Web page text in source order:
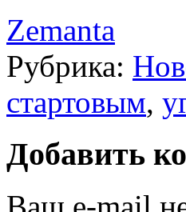
Zemanta
Рубрика:
стартовым,
Добавить